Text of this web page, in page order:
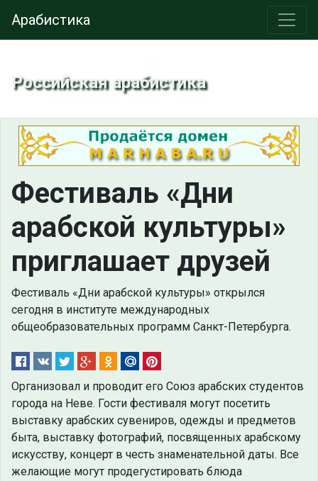
Арабистика
Российская арабистика
Фестиваль «Дни
арабской культуры»
приглашает друзей
Фестиваль «Дни арабской культуры» открылся
сегодня в институте международных
общеобразовательных программ Санкт-Петербурга.
Организовал и проводит его Союз арабских студентов
города на Неве. Гости фестиваля могут посетить
выставку арабских сувениров, одежды и предметов
быта, выставку фотографий, посвященных арабскому
искусству, концерт в честь знаменательной даты. Все
желающие могут продегустировать блюда